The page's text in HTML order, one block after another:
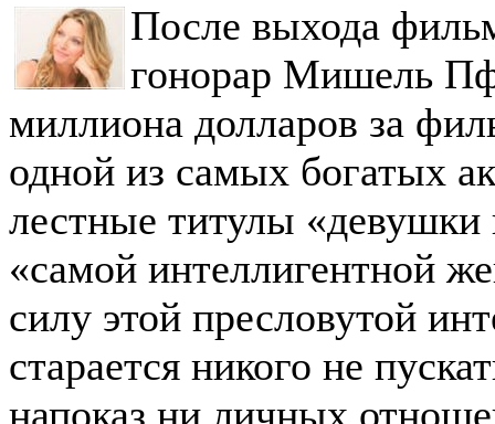
После выхода
гонорар Мишель
миллиона долларов за
одной из самых богатых
лестные титулы
«самой интеллигентной
силу этой пресловутой
старается никого не
напоказ ни личных